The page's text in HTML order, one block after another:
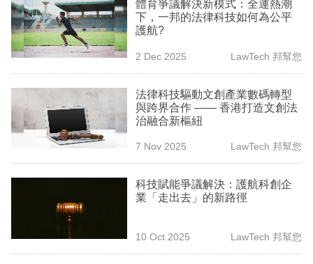
體育爭議解決新模式：全運熱潮
下，一邦的法律科技如何為公平
護航?
2 Dec 2025 LawTech 邦幫您
法律科技驅動文創產業數碼轉型
與跨界合作 —— 香港打造文創法
治融合新樞紐
7 Nov 2025 LawTech 邦幫您
科技賦能爭議解決：護航科創企
業「走出去」的新路徑
10 Oct 2025 LawTech 邦幫您